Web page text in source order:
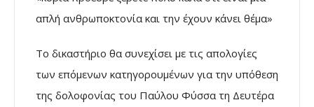
απλή ανθρωποκτονία και την έχουν κάνει θέμα»
Το δικαστήριο θα συνεχίσει με τις απολογίες
των επόμενων κατηγορουμένων για την υπόθεση
της δολοφονίας του Παύλου Φύσσα τη Δευτέρα